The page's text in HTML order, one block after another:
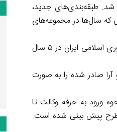
شد. طبقه‌بندی‌های جدید،
که سال‌ها در مجموعه‌های
با تقاضای ۶ نفر از نمایندگان مجلس شورای اسلامی به منظور بررسی تقاضای تحقیق و تفحص از عملکرد بانک مرکزی جمهوری اسلامی ایران در ۵ سال
حالت غیر شفاف خارج و آرا صادر شده را به صورت
ورود به حرفه وکالت تا
طرح پیش بینی شده است.